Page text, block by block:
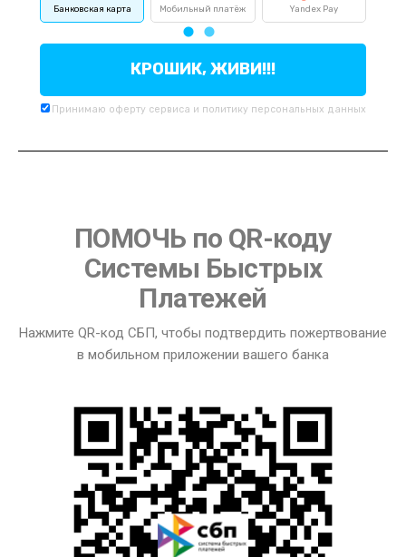
Банковская карта Мобильный платёж Yandex Pay
КРОШИК, ЖИВИ!!!
Принимаю оферту сервиса и политику персональных данных
ПОМОЧЬ по QR-коду
Системы Быстрых
Платежей
Нажмите QR-код СБП, чтобы подтвердить пожертвование
в мобильном приложении вашего банка